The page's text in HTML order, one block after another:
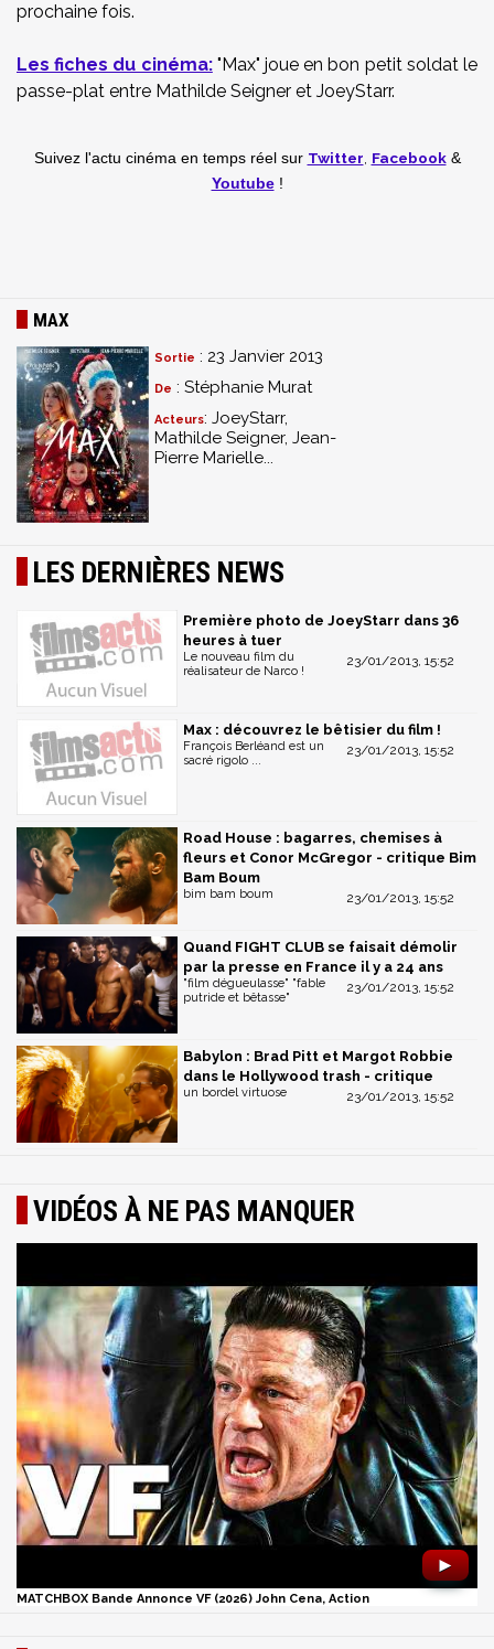
prochaine fois.
Les fiches du cinéma:"Max" joue en bon petit soldat le
passe-plat entre Mathilde Seigner et JoeyStarr.
Suivez l'actu cinéma en temps réel sur Twitter Facebook&
Youtube!
MAX
Sortie : 23 Janvier 2013
De : Stéphanie Murat
Acteurs: JoeyStarr,
Mathilde Seigner, Jean-
Pierre Marielle...
LES DERNIÈRES NEWS
Première photo de JoeyStarr dans 36
heures à tuer
23/01/2013, 15:52
Le nouveau film du
réalisateur de Narco !
Max : découvrez le bêtisier du film !
23/01/2013, 15:52
François Berléand est un
sacré rigolo ...
Road House : bagarres, chemises à
fleurs et Conor McGregor - critique Bim
Bam Boum
23/01/2013, 15:52
bim bam boum
Quand FIGHT CLUB se faisait démolir
par la presse en France il y a 24 ans
23/01/2013, 15:52
"film dégueulasse" "fable
putride et bêtasse"
Babylon : Brad Pitt et Margot Robbie
dans le Hollywood trash - critique
23/01/2013, 15:52
un bordel virtuose
VIDÉOS À NE PAS MANQUER
►
MATCHBOX Bande Annonce VF (2026) John Cena, Action